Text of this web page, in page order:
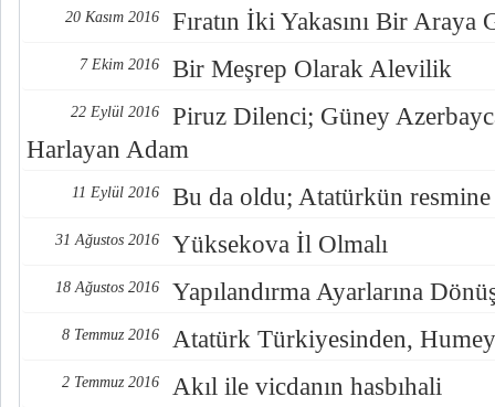
20 Kasım 2016 Fıratın İki Yakasını Bir Araya
7 Ekim 2016 Bir Meşrep Olarak Alevilik
22 Eylül 2016
Piruz Dilenci; Güney
Harlayan Adam
11 Eylül 2016 Bu da oldu; Atatürkün resmine
31 Ağustos 2016 Yüksekova İl Olmalı
18 Ağustos 2016 Yapılandırma Ayarlarına
8 Temmuz 2016 Atatürk Türkiyesinden,
2 Temmuz 2016 Akıl ile vicdanın hasbıhali